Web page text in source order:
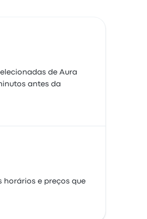
de Aura
antes da
horários e preços que